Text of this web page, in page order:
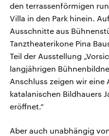
den terrassenförmigen
Villa in den Park hinein.
Ausschnitte aus
Tanztheaterikone Pina
Teil der Ausstellung
langjährigen
Anschluss zeigen wir eine
katalanischen Bildhauers
eröffnet.“
Aber auch unabhängig